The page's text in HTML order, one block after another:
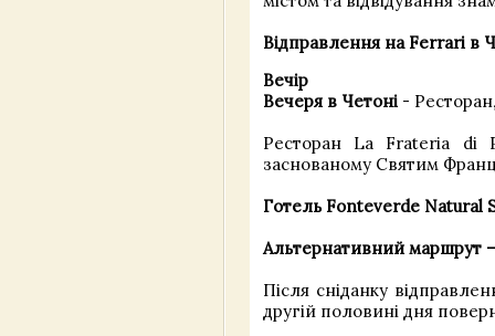
Відправлення на Ferrari в
Вечір
Вечеря в Четоні -
Ресторан La Frateria di
заснованому Святим
Готель Fonteverde Natural
Альтернативний маршрут –
Після сніданку
другій половині дня